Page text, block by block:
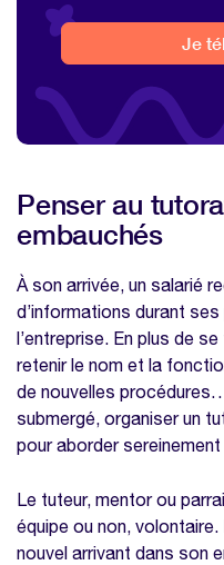
Je
Penser au
embauchés
À son arrivée, un salarié
d’informations durant
l’entreprise. En plus de
retenir le nom et la
de nouvelles
submergé, organiser un
pour aborder
Le tuteur, mentor ou
équipe ou non,
nouvel arrivant dans son